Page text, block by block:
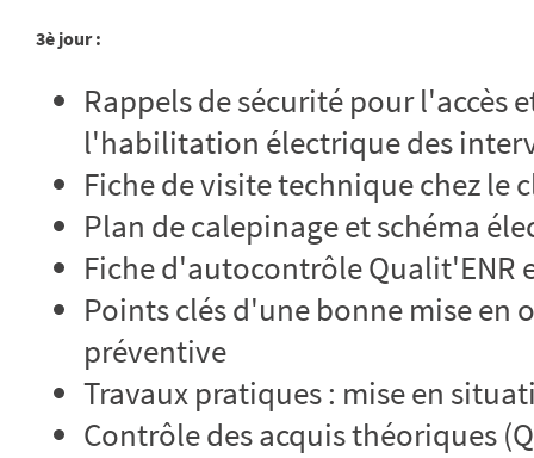
3è jour :
Rappels de sécurité pour l'accès
l'habilitation électrique des
Fiche de visite technique chez
Plan de calepinage et schéma
Fiche d'autocontrôle Qualit'ENR
Points clés d'une bonne mise en
préventive
Travaux pratiques : mise en
Contrôle des acquis théoriques